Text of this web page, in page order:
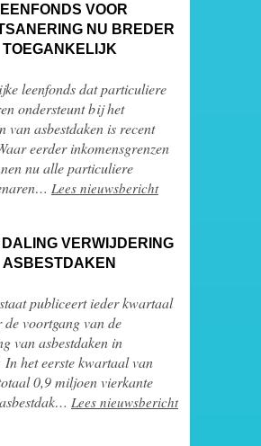
VOOR
NU BREDER
TOEGANKELIJK
leenfonds dat particuliere
ondersteunt bij het
van asbestdaken is recent
eerder inkomensgrenzen
nu alle particuliere
Lees nieuwsbericht
DALING VERWIJDERING
ASBESTDAKEN
publiceert ieder kwartaal
voortgang van de
van asbestdaken in
In het eerste kwartaal van
0,9 miljoen vierkante
Lees nieuwsbericht